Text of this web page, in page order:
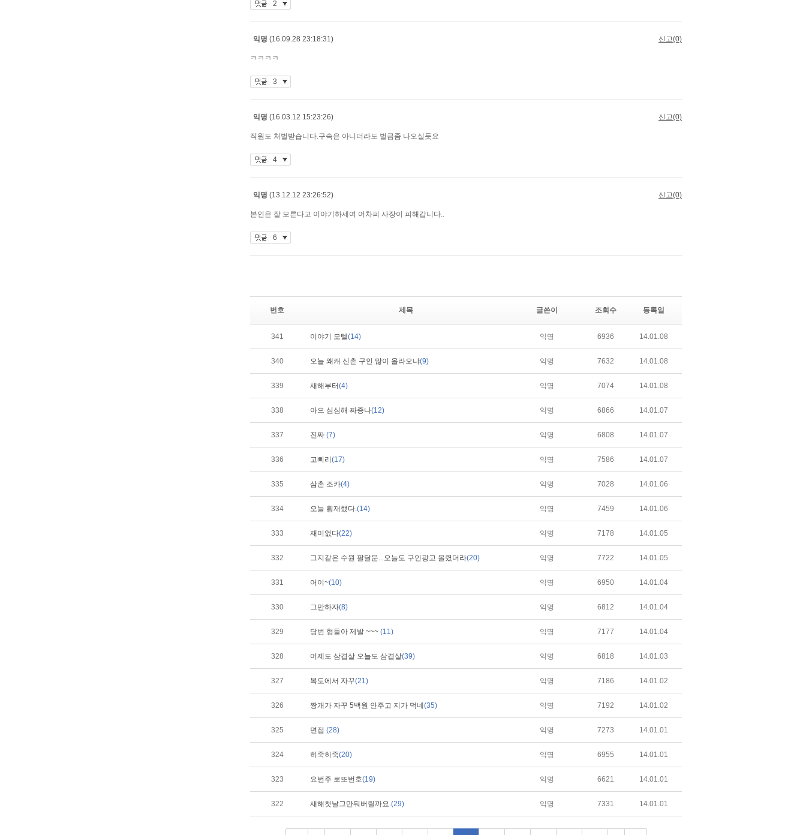
번호 제목 글쓴이 조회수 등록일
341 이야기 모텔(14) 익명 6936 14.01.08
340 오늘 왜캐 신촌 구인 많이 올라오냐(9) 익명 7632 14.01.08
339 새해부터(4) 익명 7074 14.01.08
338 아으 심심해 짜증나(12) 익명 6866 14.01.07
337 진짜 (7) 익명 6808 14.01.07
336 고삐리 (17) 익명 7586 14.01.07
335 삼촌 조카(4) 익명 7028 14.01.06
334 오늘 횡재했다.(14) 익명 7459 14.01.06
333 재미없다(22) 익명 7178 14.01.05
332 그지같은 수원 팔달문...오늘도 구인광고 올렸더라(20) 익명 7722 14.01.05
331 어이~(10) 익명 6950 14.01.04
330 그만하자(8) 익명 6812 14.01.04
329 당번 형들아 제발 ~~~ (11) 익명 7177 14.01.04
328 어제도 삼겹살 오늘도 삼겹살(39) 익명 6818 14.01.03
327 복도에서 자꾸(21) 익명 7186 14.01.02
326 짱개가 자꾸 5백원 안주고 지가 먹네 (35) 익명 7192 14.01.02
325 면접 (28) 익명 7273 14.01.01
324 히죽히죽(20) 익명 6955 14.01.01
323 요번주 로또번호(19) 익명 6621 14.01.01
322 새해첫날그만둬버릴까요.(29) 익명 7331 14.01.01